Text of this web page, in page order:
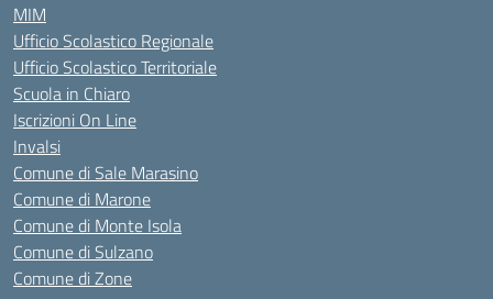
MIM
Ufficio Scolastico Regionale
Ufficio Scolastico Territoriale
Scuola in Chiaro
Iscrizioni On Line
Invalsi
Comune di Sale Marasino
Comune di Marone
Comune di Monte Isola
Comune di Sulzano
Comune di Zone